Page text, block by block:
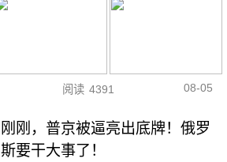
阅读 4391 08-05
刚刚，普京被逼亮出底牌！俄罗
斯要干大事了！